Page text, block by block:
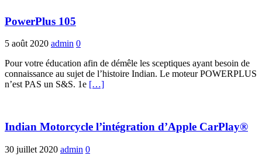
PowerPlus 105
5 août 2020 admin 0
Pour votre éducation afin de démêle les sceptiques ayant besoin de
connaissance au sujet de l’histoire Indian. Le moteur POWERPLUS
n’est PAS un S&S. 1e […]
Indian Motorcycle l’intégration d’Apple CarPlay®
30 juillet 2020 admin 0